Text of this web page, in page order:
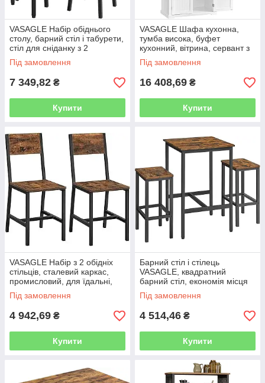
VASAGLE Набір обіднього
столу, барний стіл і табурети,
стіл для сніданку з 2
круглими барними стільцями,
промисловий сталевий
Під замовлення
7 349,82 ₴
Купити
VASAGLE Шафа кухонна,
тумба висока, буфет
кухонний, вітрина, сервант з
регульованими полицями,
столова з ящиками, для
Під замовлення
16 408,69 ₴
Купити
VASAGLE Набір з 2 обідніх
стільців, сталевий каркас,
промисловий, для їдальні,
вітальні, кухні, сільський
коричнево-чорний
Під замовлення
4 942,69 ₴
Купити
Барний стіл і стілець
VASAGLE, квадратний
барний стіл, економія місця
для кухонного сніданку,
вітальні, кімнати для вечірок,
Під замовлення
4 514,46 ₴
Купити